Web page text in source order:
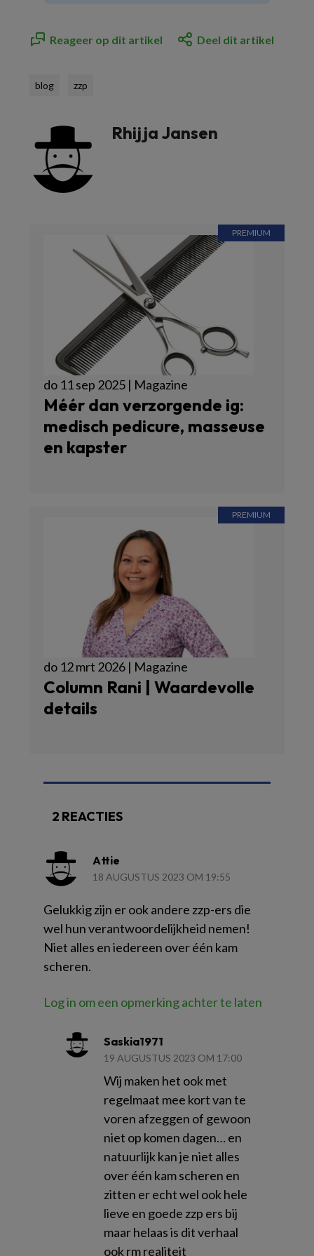
Reageer op dit artikel Deel dit artikel
blog zzp
Rhijja Jansen
do 11 sep 2025 | Magazine
Méér dan verzorgende ig:
medisch pedicure, masseuse
en kapster
do 12 mrt 2026 | Magazine
Column Rani | Waardevolle
details
2 REACTIES
Attie
18 AUGUSTUS 2023 OM 19:55
Gelukkig zijn er ook andere zzp-ers die
wel hun verantwoordelijkheid nemen!
Niet alles en iedereen over één kam
scheren.
Log in om een opmerking achter te laten
Saskia1971
19 AUGUSTUS 2023 OM 17:00
Wij maken het ook met
regelmaat mee kort van te
voren afzeggen of gewoon
niet op komen dagen… en
natuurlijk kan je niet alles
over één kam scheren en
zitten er echt wel ook hele
lieve en goede zzp ers bij
maar helaas is dit verhaal
ook rm realiteit